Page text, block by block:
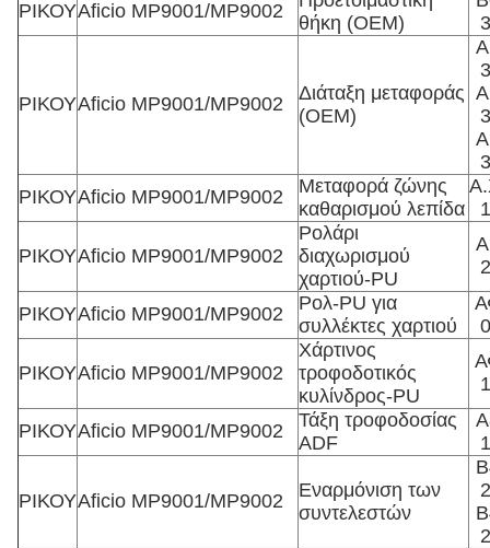
ΡΙΚΟΥAficio MP9001/MP9002
θήκη (OEM)
ΡΙΚΟΥAficio MP9001/MP9002
Διάταξη μεταφοράς
(OEM)
ΡΙΚΟΥAficio MP9001/MP9002
Μεταφορά ζώνης
καθαρισμού λεπίδα
ΡΙΚΟΥAficio MP9001/MP9002
Ρολάρι
διαχωρισμού
χαρτιού-PU
ΡΙΚΟΥAficio MP9001/MP9002
Ρολ-PU για
συλλέκτες χαρτιού
ΡΙΚΟΥAficio MP9001/MP9002
Χάρτινος
τροφοδοτικός
κυλίνδρος-PU
ΡΙΚΟΥAficio MP9001/MP9002
Τάξη τροφοδοσίας
ADF
ΡΙΚΟΥAficio MP9001/MP9002
Εναρμόνιση των
συντελεστών